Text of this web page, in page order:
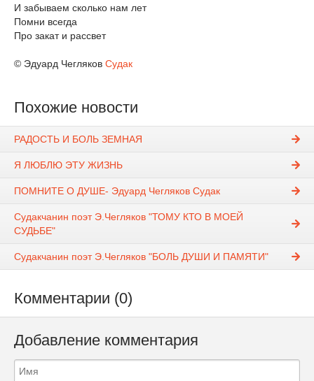
И забываем сколько нам лет
Помни всегда
Про закат и рассвет
© Эдуард Чегляков Судак
Похожие новости
РАДОСТЬ И БОЛЬ ЗЕМНАЯ
Я ЛЮБЛЮ ЭТУ ЖИЗНЬ
ПОМНИТЕ О ДУШЕ- Эдуард Чегляков Судак
Судакчанин поэт Э.Чегляков "ТОМУ КТО В МОЕЙ
СУДЬБЕ"
Судакчанин поэт Э.Чегляков "БОЛЬ ДУШИ И ПАМЯТИ"
Комментарии (0)
Добавление комментария